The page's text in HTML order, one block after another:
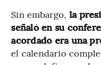
Sin embargo, la
señaló en su
acordado era una
el calendario